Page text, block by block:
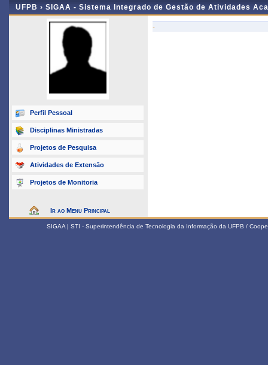
UFPB › SIGAA - Sistema Integrado de Gestão de Atividades
Perfil Pessoal
Disciplinas Ministradas
Projetos de Pesquisa
Atividades de Extensão
Projetos de Monitoria
Ir ao Menu Principal
-
SIGAA | STI - Superintendência de Tecnologia da Informação da UFPB /